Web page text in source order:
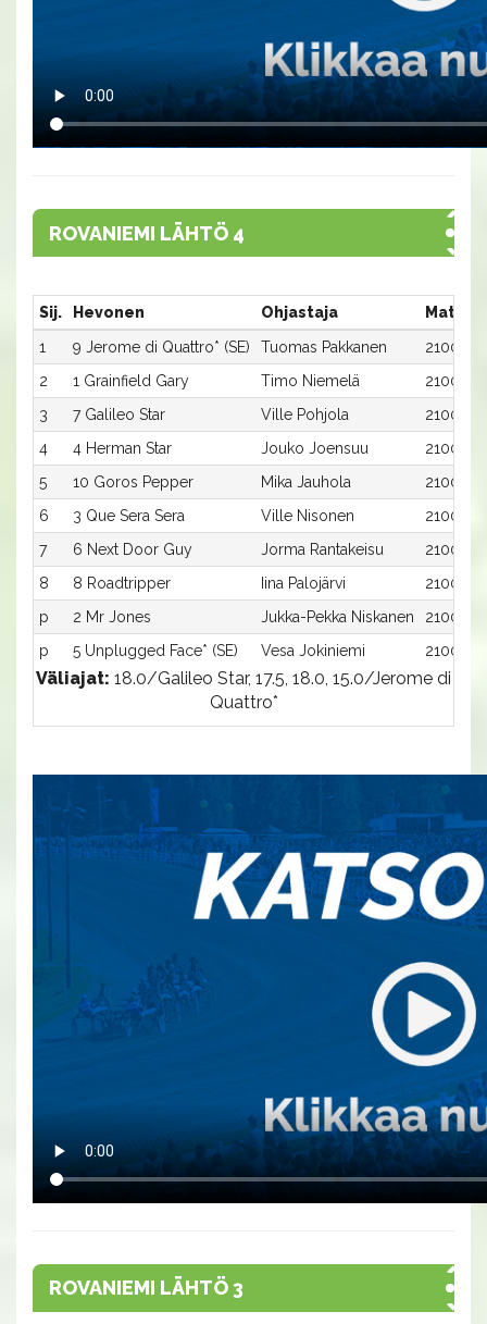
ROVANIEMI LÄHTÖ 4
Sij. Hevonen Ohjastaja
1
9 Jerome di Quattro* (SE) Tuomas Pakkanen
2100:9
2
1 Grainfield Gary Timo Niemelä
2100:1
3
7 Galileo Star Ville Pohjola
2100:7
4
4 Herman Star Jouko Joensuu
2100:4
5
10 Goros Pepper Mika Jauhola
2100:10
6
3 Que Sera Sera Ville Nisonen
2100:3
7
6 Next Door Guy Jorma Rantakeisu
2100:6
8
8 Roadtripper Iina Palojärvi
2100:8
p
2 Mr Jones Jukka-Pekka Niskanen
2100:2
p
5 Unplugged Face* (SE) Vesa Jokiniemi 2100:5
Väliajat: 18.0/Galileo Star, 17.5, 18.0, 15.0/Jerome di
Quattro*
ROVANIEMI LÄHTÖ 3